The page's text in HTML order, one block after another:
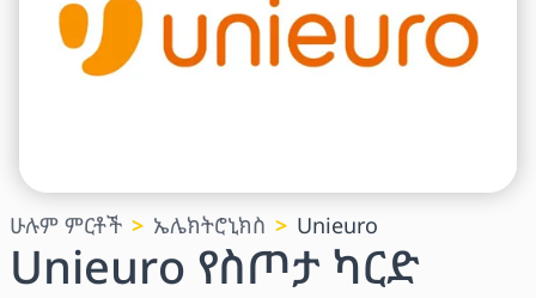
ሁሉም ምርቶች ኤሌክትሮኒክስ Unieuro
Unieuro የስጦታ ካርድ